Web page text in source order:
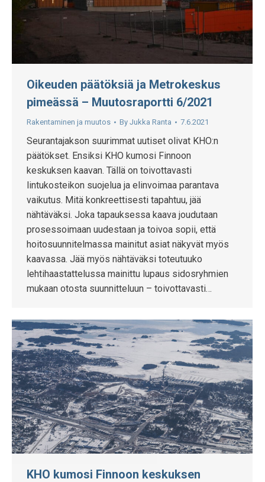
Oikeuden päätöksiä ja Metrokeskus
pimeässä – Muutosraportti 6/2021
Rakentaminen ja muutos By Jukka Ranta 7.6.2021
Seurantajakson suurimmat uutiset olivat KHO:n
päätökset. Ensiksi KHO kumosi Finnoon
keskuksen kaavan. Tällä on toivottavasti
lintukosteikon suojelua ja elinvoimaa parantava
vaikutus. Mitä konkreettisesti tapahtuu, jää
nähtäväksi. Joka tapauksessa kaava joudutaan
prosessoimaan uudestaan ja toivoa sopii, että
hoitosuunnitelmassa mainitut asiat näkyvät myös
kaavassa. Jää myös nähtäväksi toteutuuko
lehtihaastattelussa mainittu lupaus sidosryhmien
mukaan otosta suunnitteluun – toivottavasti…
KHO kumosi Finnoon keskuksen